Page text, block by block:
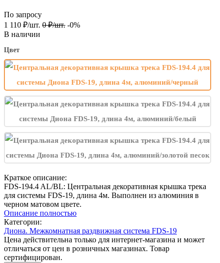
По запросу
1 110 ₽/шт. 0 ₽/шт. -0%
В наличии
Цвет
Краткое описание:
FDS-194.4 AL/BL: Центральная декоративная крышка трека
для системы FDS-19, длина 4м. Выполнен из алюминия в
черном матовом цвете.
Описание полностью
Категории:
Диона. Межкомнатная раздвижная система FDS-19
Цена действительна только для интернет-магазина и может
отличаться от цен в розничных магазинах. Товар
сертифицирован.